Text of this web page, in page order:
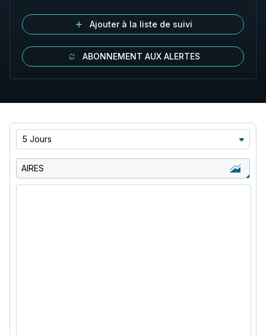
Ajouter à la liste de suivi
ABONNEMENT AUX ALERTES
5 Jours
AIRES